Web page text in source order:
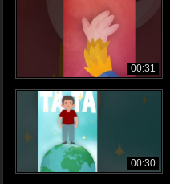
00:31
00:30